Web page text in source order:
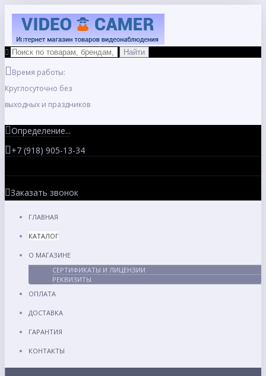
Время работы:
Круглосуточно без
выходных и праздников
Определение...
+7 (918) 905-13-34
Заказать звонок
ГЛАВНАЯ
КАТАЛОГ
О МАГАЗИНЕ
СЕРТИФИКАТЫ И ЛИЦЕНЗИИ
РЕКВИЗИТЫ
ОПЛАТА
ДОСТАВКА
ГАРАНТИЯ
КОНТАКТЫ